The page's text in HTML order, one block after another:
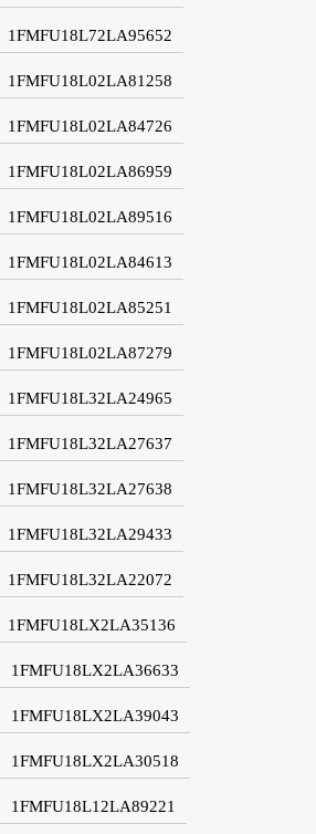
1FMFU18L72LA95652
1FMFU18L02LA81258
1FMFU18L02LA84726
1FMFU18L02LA86959
1FMFU18L02LA89516
1FMFU18L02LA84613
1FMFU18L02LA85251
1FMFU18L02LA87279
1FMFU18L32LA24965
1FMFU18L32LA27637
1FMFU18L32LA27638
1FMFU18L32LA29433
1FMFU18L32LA22072
1FMFU18LX2LA35136
1FMFU18LX2LA36633
1FMFU18LX2LA39043
1FMFU18LX2LA30518
1FMFU18L12LA89221